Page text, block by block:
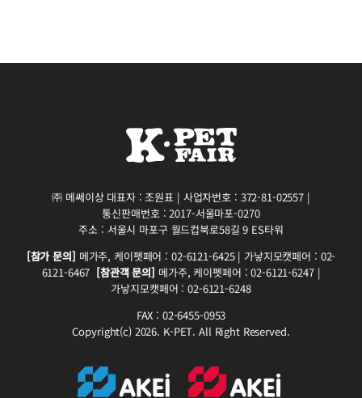
㈜ 메쎄이상 대표자 : 조원표 | 사업자번호 : 372-81-02557 |
통신판매번호 : 2017-서울마포-0270
주소 : 서울시 마포구 월드컵북로58길 9 ES타워
[참가 문의] 메가주, 케이펫페어 : 02-6121-6425 | 가낳지모캣페어 : 02-
6121-6467 [참관객 문의] 메가주, 케이펫페어 : 02-6121-6247 |
가낳지모캣페어 : 02-6121-6248
FAX : 02-6455-0953
Copyright(c) 2026. K-PET. All Right Reserved.